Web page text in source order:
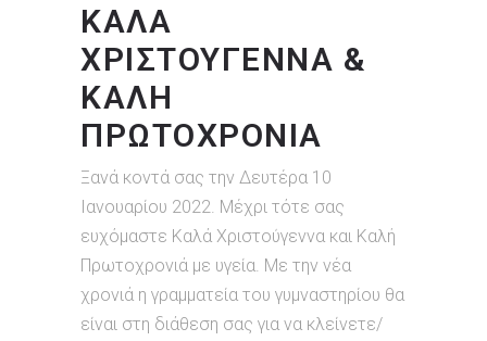
ΚΑΛΆ
ΧΡΙΣΤΟΎΓΕΝΝΑ &
ΚΑΛΉ
ΠΡΩΤΟΧΡΟΝΙΆ
Ξανά κοντά σας την Δευτέρα 10
Ιανουαρίου 2022. Μέχρι τότε σας
ευχόμαστε Καλά Χριστούγεννα και Καλή
Πρωτοχρονιά με υγεία. Με την νέα
χρονιά η γραμματεία του γυμναστηρίου θα
είναι στη διάθεση σας για να κλείνετε/